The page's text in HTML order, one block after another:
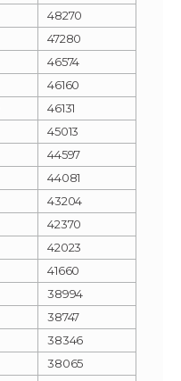
48270
47280
46574
46160
46131
45013
44597
44081
43204
42370
42023
41660
38994
38747
38346
38065